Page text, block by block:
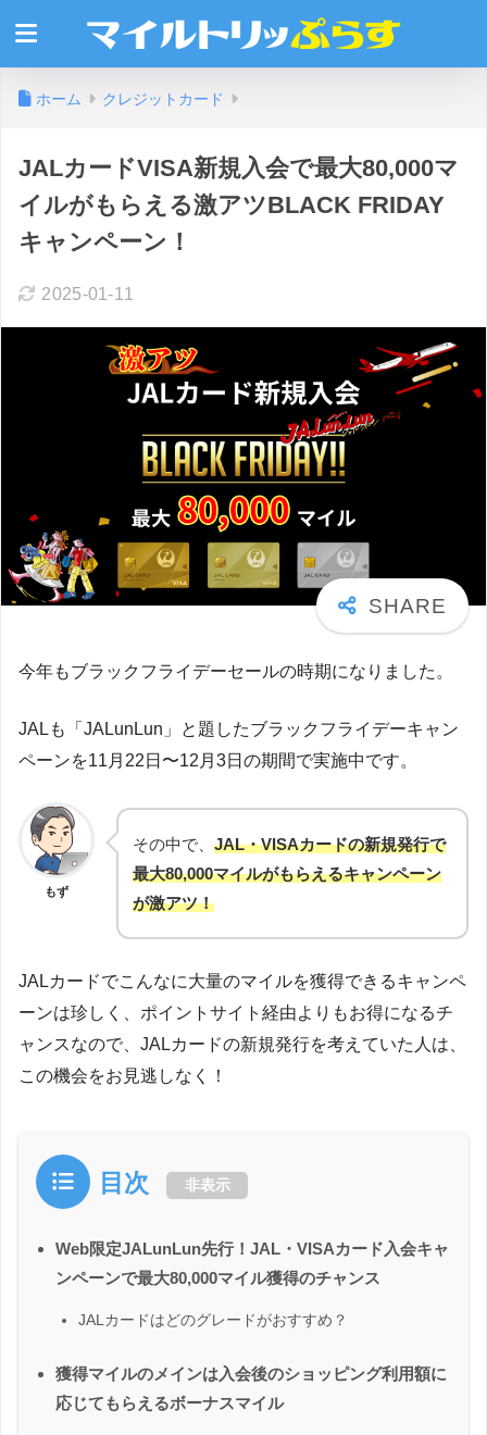
ホーム クレジットカード
JALカードVISA新規入会で最大80,000マ
イルがもらえる激アツBLACK FRIDAY
キャンペーン！
2025-01-11
今年もブラックフライデーセールの時期になりました。
JALも「JALunLun」と題したブラックフライデーキャン
ペーンを11月22日〜12月3日の期間で実施中です。
もず
その中で、 JAL・VISAカードの新規発行で
最大80,000マイルがもらえるキャンペーン
が激アツ！
JALカードでこんなに大量のマイルを獲得できるキャンペ
ーンは珍しく、ポイントサイト経由よりもお得になるチ
ャンスなので、JALカードの新規発行を考えていた人は、
この機会をお見逃しなく！
目次 非表示
Web限定JALunLun先行！JAL・VISAカード入会キャ
ンペーンで最大80,000マイル獲得のチャンス
JALカードはどのグレードがおすすめ？
獲得マイルのメインは入会後のショッピング利用額に
応じてもらえるボーナスマイル